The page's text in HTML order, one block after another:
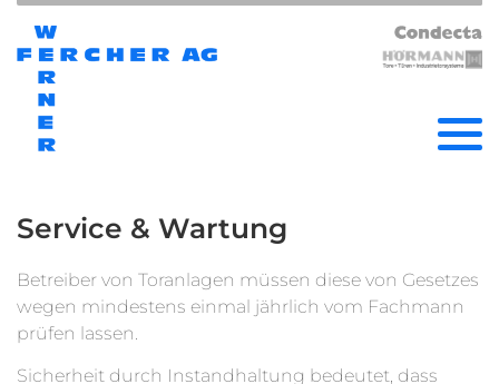
Service & Wartung
Betreiber von Toranlagen müssen diese von Gesetzes
wegen mindestens einmal jährlich vom Fachmann
prüfen lassen.
Sicherheit durch Instandhaltung bedeutet, dass